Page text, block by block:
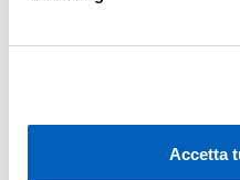
Accetta